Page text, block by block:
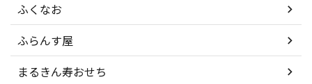
ふくなお
ふらんす屋
まるきん寿おせち